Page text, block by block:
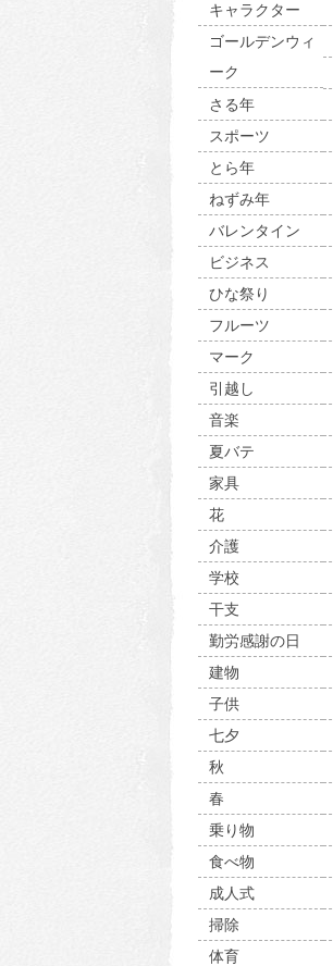
キャラクター
ゴールデンウィ
ーク
さる年
スポーツ
とら年
ねずみ年
バレンタイン
ビジネス
ひな祭り
フルーツ
マーク
引越し
音楽
夏バテ
家具
花
介護
学校
干支
勤労感謝の日
建物
子供
七夕
秋
春
乗り物
食べ物
成人式
掃除
体育